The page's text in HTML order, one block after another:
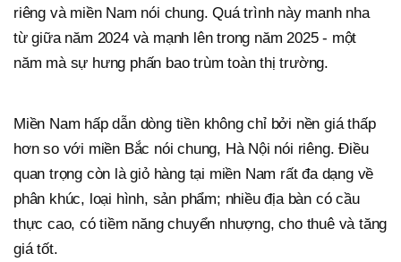
riêng và miền Nam nói chung. Quá trình này manh nha
từ giữa năm 2024 và mạnh lên trong năm 2025 - một
năm mà sự hưng phấn bao trùm toàn thị trường.
Miền Nam hấp dẫn dòng tiền không chỉ bởi nền giá thấp
hơn so với miền Bắc nói chung, Hà Nội nói riêng. Điều
quan trọng còn là giỏ hàng tại miền Nam rất đa dạng về
phân khúc, loại hình, sản phẩm; nhiều địa bàn có cầu
thực cao, có tiềm năng chuyển nhượng, cho thuê và tăng
giá tốt.